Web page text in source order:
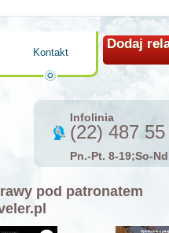
Dodaj
Kontakt
Infolinia
(22) 487
Pn.-Pt. 8-19;So-
pod patronatem